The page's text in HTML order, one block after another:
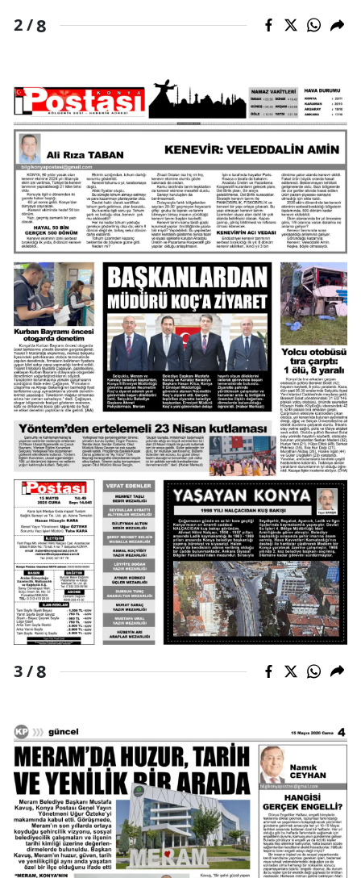
Yozgat
Aksaray
Bayburt
Karaman
Kırıkkale
Batman
Şırnak
Bartın
Ardahan
Iğdır
Yalova
Karabük
Kilis
Osmaniye
Düzce
2 /8
3 /8